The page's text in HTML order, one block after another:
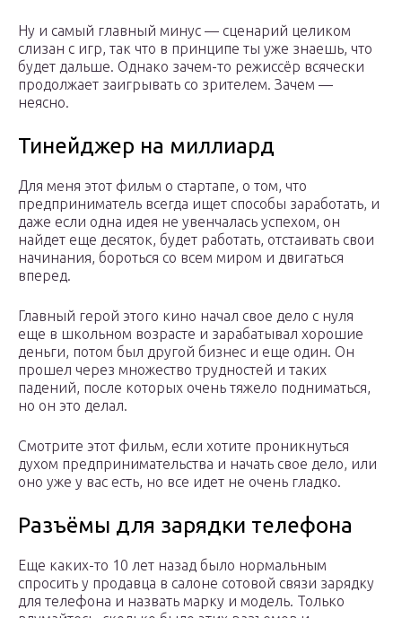
Ну и самый главный минус — сценарий целиком
слизан с игр, так что в принципе ты уже знаешь, что
будет дальше. Однако зачем-то режиссёр всячески
продолжает заигрывать со зрителем. Зачем —
неясно.
Тинейджер на миллиард
Для меня этот фильм о стартапе, о том, что
предприниматель всегда ищет способы заработать, и
даже если одна идея не увенчалась успехом, он
найдет еще десяток, будет работать, отстаивать свои
начинания, бороться со всем миром и двигаться
вперед.
Главный герой этого кино начал свое дело с нуля
еще в школьном возрасте и зарабатывал хорошие
деньги, потом был другой бизнес и еще один. Он
прошел через множество трудностей и таких
падений, после которых очень тяжело подниматься,
но он это делал.
Смотрите этот фильм, если хотите проникнуться
духом предпринимательства и начать свое дело, или
оно уже у вас есть, но все идет не очень гладко.
Разъёмы для зарядки телефона
Еще каких-то 10 лет назад было нормальным
спросить у продавца в салоне сотовой связи зарядку
для телефона и назвать марку и модель. Только